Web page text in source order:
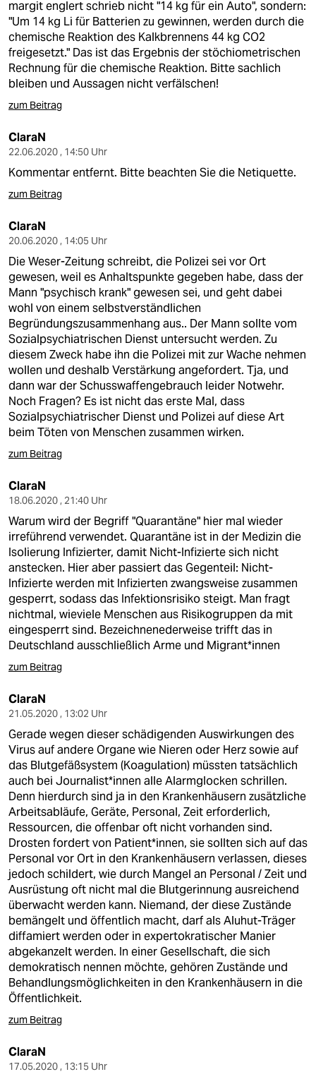
margit englert schrieb nicht "14 kg für ein Auto", sondern:
"Um 14 kg Li für Batterien zu gewinnen, werden durch die
chemische Reaktion des Kalkbrennens 44 kg CO2
freigesetzt." Das ist das Ergebnis der stöchiometrischen
Rechnung für die chemische Reaktion. Bitte sachlich
bleiben und Aussagen nicht verfälschen!
zum Beitrag
ClaraN
22.06.2020 , 14:50 Uhr
Kommentar entfernt. Bitte beachten Sie die Netiquette.
zum Beitrag
ClaraN
20.06.2020 , 14:05 Uhr
Die Weser-Zeitung schreibt, die Polizei sei vor Ort
gewesen, weil es Anhaltspunkte gegeben habe, dass der
Mann "psychisch krank" gewesen sei, und geht dabei
wohl von einem selbstverständlichen
Begründungszusammenhang aus.. Der Mann sollte vom
Sozialpsychiatrischen Dienst untersucht werden. Zu
diesem Zweck habe ihn die Polizei mit zur Wache nehmen
wollen und deshalb Verstärkung angefordert. Tja, und
dann war der Schusswaffengebrauch leider Notwehr.
Noch Fragen? Es ist nicht das erste Mal, dass
Sozialpsychiatrischer Dienst und Polizei auf diese Art
beim Töten von Menschen zusammen wirken.
zum Beitrag
ClaraN
18.06.2020 , 21:40 Uhr
Warum wird der Begriff "Quarantäne" hier mal wieder
irreführend verwendet. Quarantäne ist in der Medizin die
Isolierung Infizierter, damit Nicht-Infizierte sich nicht
anstecken. Hier aber passiert das Gegenteil: Nicht-
Infizierte werden mit Infizierten zwangsweise zusammen
gesperrt, sodass das Infektionsrisiko steigt. Man fragt
nichtmal, wieviele Menschen aus Risikogruppen da mit
eingesperrt sind. Bezeichnenederweise trifft das in
Deutschland ausschließlich Arme und Migrant*innen
zum Beitrag
ClaraN
21.05.2020 , 13:02 Uhr
Gerade wegen dieser schädigenden Auswirkungen des
Virus auf andere Organe wie Nieren oder Herz sowie auf
das Blutgefäßsystem (Koagulation) müssten tatsächlich
auch bei Journalist*innen alle Alarmglocken schrillen.
Denn hierdurch sind ja in den Krankenhäusern zusätzliche
Arbeitsabläufe, Geräte, Personal, Zeit erforderlich,
Ressourcen, die offenbar oft nicht vorhanden sind.
Drosten fordert von Patient*innen, sie sollten sich auf das
Personal vor Ort in den Krankenhäusern verlassen, dieses
jedoch schildert, wie durch Mangel an Personal / Zeit und
Ausrüstung oft nicht mal die Blutgerinnung ausreichend
überwacht werden kann. Niemand, der diese Zustände
bemängelt und öffentlich macht, darf als Aluhut-Träger
diffamiert werden oder in expertokratischer Manier
abgekanzelt werden. In einer Gesellschaft, die sich
demokratisch nennen möchte, gehören Zustände und
Behandlungsmöglichkeiten in den Krankenhäusern in die
Öffentlichkeit.
zum Beitrag
ClaraN
17.05.2020 , 13:15 Uhr